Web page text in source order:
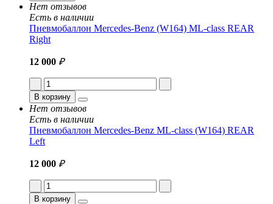
Нет отзывов
Есть в наличии
Пневмобаллон Mercedes-Benz (W164) ML-class REAR
Right
12 000 ₽
В корзину
Нет отзывов
Есть в наличии
Пневмобаллон Mercedes-Benz ML-class (W164) REAR
Left
12 000 ₽
В корзину